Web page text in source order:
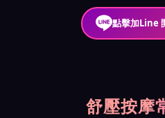
點擊加Line
舒壓按摩